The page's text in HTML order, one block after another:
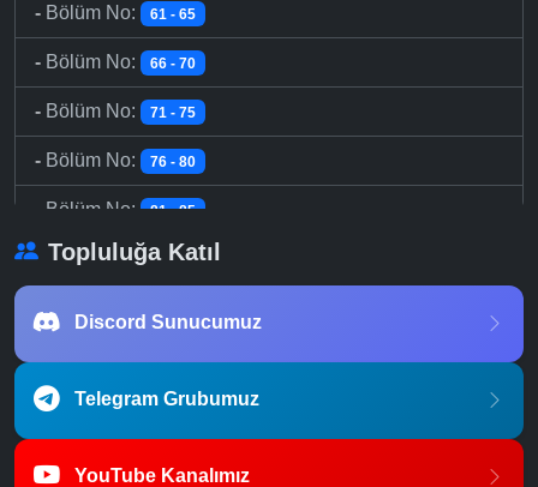
- Bölüm No: 61 - 65
- Bölüm No: 66 - 70
- Bölüm No: 71 - 75
- Bölüm No: 76 - 80
Bölüm No: 81 - 85
- Bölüm No: 86 - 90
- Bölüm No:
-Bölüm No: 101 - 105
Topluluğa Katıl
Discord Sunucumuz
Telegram Grubumuz
YouTube Kanalımız